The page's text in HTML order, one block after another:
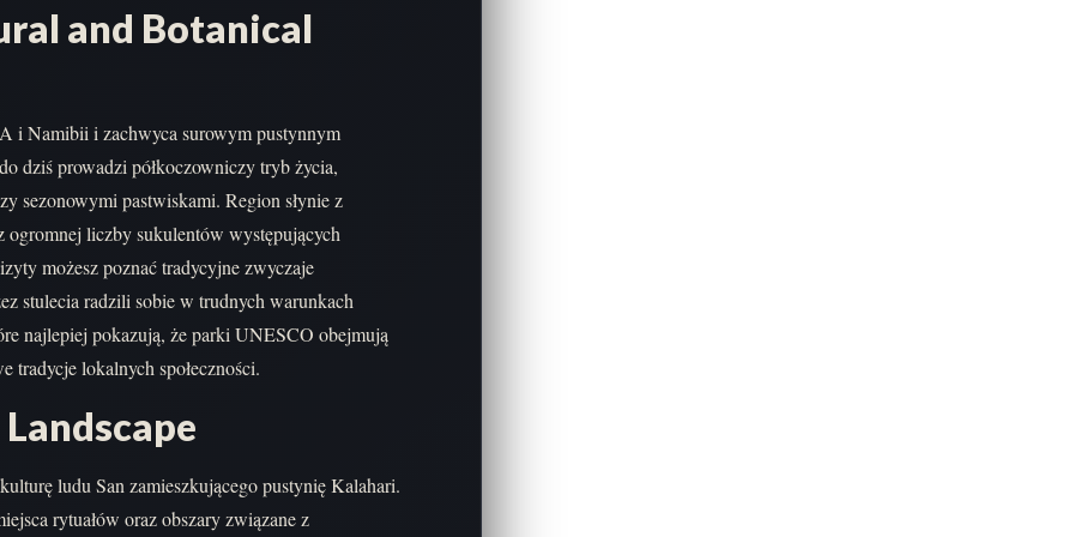
and Botanical
i Namibii i zachwyca surowym pustynnym
dziś prowadzi półkoczowniczy tryb życia,
sezonowymi pastwiskami. Region słynie z
liczby sukulentów występujących
możesz poznać tradycyjne zwyczaje
stulecia radzili sobie w trudnych warunkach
najlepiej pokazują, że parki UNESCO obejmują
tradycje lokalnych społeczności.
ludu San zamieszkującego pustynię Kalahari.
rytuałów oraz obszary związane z